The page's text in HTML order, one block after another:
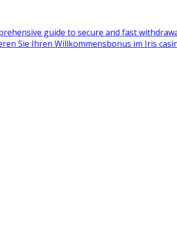
guide to secure and fast
Sie Ihren Willkommensbonus im Iris